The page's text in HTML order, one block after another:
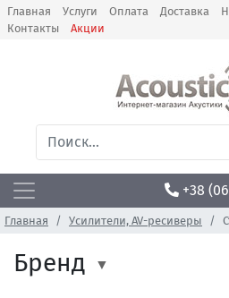
Главная Услуги Оплата Доставка
Контакты
Акции
+38
Главная Усилители, AV-ресиверы
Бренд